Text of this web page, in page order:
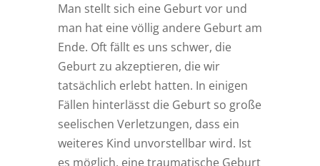
Man stellt sich eine Geburt vor und
man hat eine völlig andere Geburt am
Ende. Oft fällt es uns schwer, die
Geburt zu akzeptieren, die wir
tatsächlich erlebt hatten. In einigen
Fällen hinterlässt die Geburt so große
seelischen Verletzungen, dass ein
weiteres Kind unvorstellbar wird. Ist
es möglich, eine traumatische Geburt